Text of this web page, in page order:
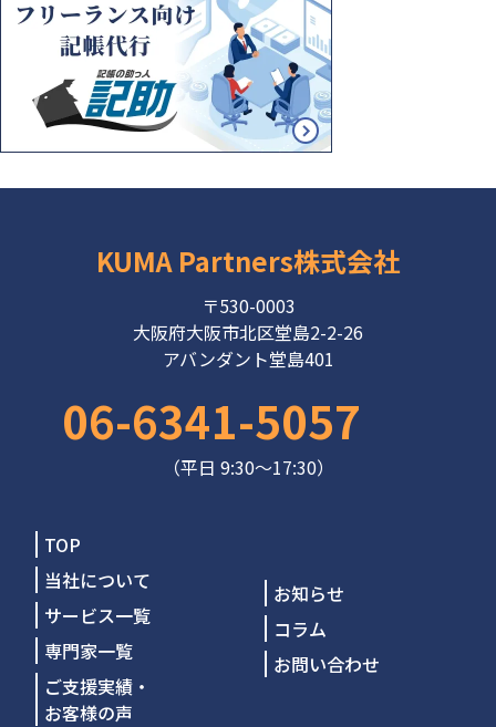
KUMA Partners株式会社
〒530-0003
大阪府大阪市北区堂島2-2-26
アバンダント堂島401
06-6341-5057
（平日 9:30～17:30）
TOP
当社について
サービス一覧
専門家一覧
ご支援実績・
お客様の声
お知らせ
コラム
お問い合わせ